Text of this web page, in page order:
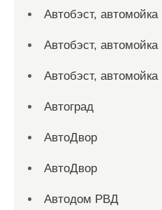
Автобэст, автомойка
Автобэст, автомойка
Автобэст, автомойка
Автоград
АвтоДвор
АвтоДвор
Автодом РВД